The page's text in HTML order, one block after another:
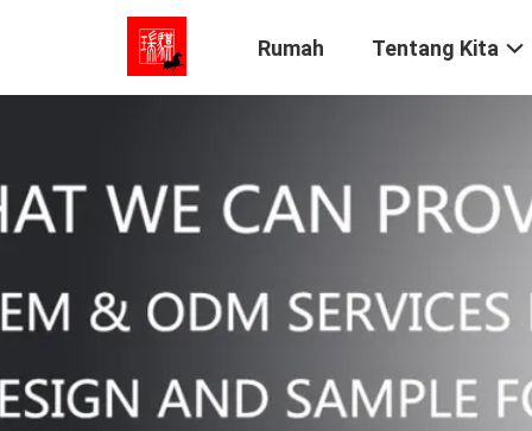
Rumah Tentang Kita